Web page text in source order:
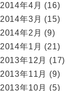
2014年4月 (16)
2014年3月 (15)
2014年2月 (9)
2014年1月 (21)
2013年12月
(17)
2013年11月
(9)
2013年10月
(5)